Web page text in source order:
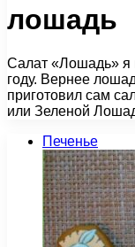
лошадь
Салат «Лошадь» я
году. Вернее
приготовил сам
или Зеленой
Печенье